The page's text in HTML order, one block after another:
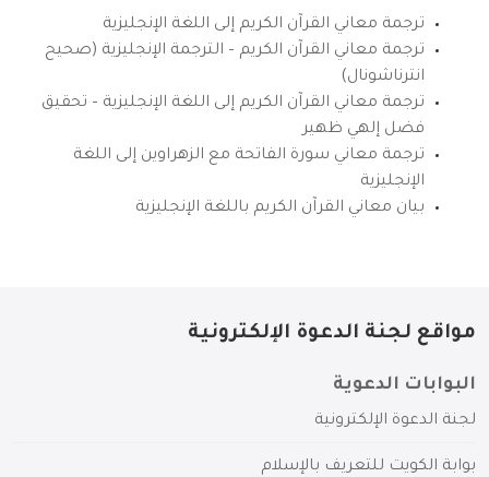
ترجمة معاني القرآن الكريم إلى اللغة الإنجليزية
ترجمة معاني القرآن الكريم – الترجمة الإنجليزية (صحيح
انترناشونال)
ترجمة معاني القرآن الكريم إلى اللغة الإنجليزية – تحقيق
فضل إلهي ظهير
ترجمة معاني سورة الفاتحة مع الزهراوين إلى اللغة
الإنجليزية
بيان معاني القرآن الكريم باللغة الإنجليزية
مواقع لجنة الدعوة الإلكترونية
البوابات الدعوية
لجنة الدعوة الإلكترونية
بوابة الكويت للتعريف بالإسلام